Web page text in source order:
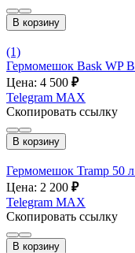
В корзину
(1)
Гермомешок Bask WP
Цена: 4 500 ₽
Telegram MAX
Скопировать ссылку
В корзину
Гермомешок Tramp 50
Цена: 2 200 ₽
Telegram MAX
Скопировать ссылку
В корзину